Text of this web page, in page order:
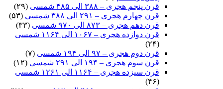
قرن پنجم هجری – ۳۸۸ الی ۴۸۵ شمسی
(۲۹)
قرن چهارم هجری – ۲۹۱ الی ۳۸۸ شمسی
(۵۳)
قرن دهم هجری – ۸۷۳ الی ۹۷۰ شمسی
(۳۳)
قرن دوازده هجری – ۱۰۶۷ الی ۱۱۶۴ شمسی
(۲۴)
قرن دوم هجری – ۹۷ الی ۱۹۴ شمسی
(۷)
قرن سوم هجری – ۱۹۴ الی ۲۹۱ شمسی
(۱۲)
قرن سیزده هجری – ۱۱۶۴ الی ۱۲۶۱ شمسی
(۴۶)